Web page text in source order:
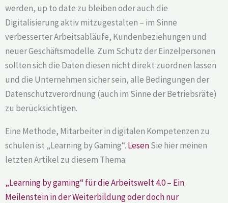
werden, up to date zu bleiben oder auch die
Digitalisierung aktiv mitzugestalten – im Sinne
verbesserter Arbeitsabläufe, Kundenbeziehungen und
neuer Geschäftsmodelle. Zum Schutz der Einzelpersonen
sollten sich die Daten diesen nicht direkt zuordnen lassen
und die Unternehmen sicher sein, alle Bedingungen der
Datenschutzverordnung (auch im Sinne der Betriebsräte)
zu berücksichtigen.
Eine Methode, Mitarbeiter in digitalen Kompetenzen zu
schulen ist „Learning by Gaming“. LesenSie hier meinen
letzten Artikel zu diesem Thema:
„Learning by gaming“ für die Arbeitswelt 4.0 – Ein
Meilenstein in der Weiterbildung oder doch nur